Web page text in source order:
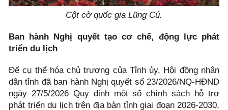
Cột cờ quốc gia Lũng Cú.
Ban hành Nghị quyết tạo cơ chế, động lực phát
triển du lịch
Để cụ thể hóa chủ trương của Tỉnh ủy, Hội đồng nhân
dân tỉnh đã ban hành Nghị quyết số 23/2026/NQ-HĐND
ngày 27/5/2026 Quy định một số chính sách hỗ trợ
phát triển du lịch trên địa bàn tỉnh giai đoạn 2026-2030.